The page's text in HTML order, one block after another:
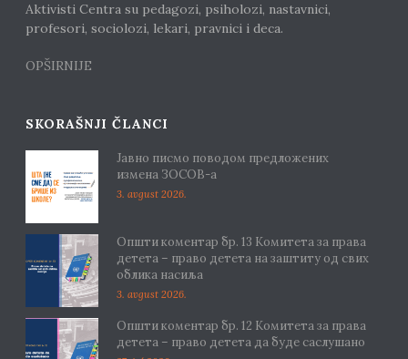
Aktivisti Centra su pedagozi, psiholozi, nastavnici,
profesori, sociolozi, lekari, pravnici i deca.
OPŠIRNIJE
SKORAŠNJI ČLANCI
Јавно писмо поводом предложених
измена ЗОСОВ-а
3. avgust 2026.
Општи коментар бр. 13 Комитета за права
детета – право детета на заштиту од свих
облика насиља
3. avgust 2026.
Општи коментар бр. 12 Комитета за права
детета – право детета да буде саслушано